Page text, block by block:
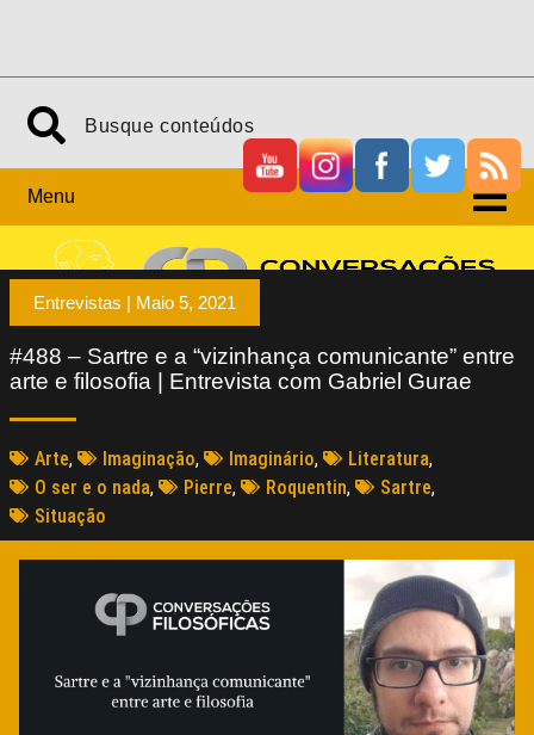
Menu
Entrevistas | Maio 5, 2021
#488 – Sartre e a “vizinhança comunicante” entre
arte e filosofia | Entrevista com Gabriel Gurae
Arte, Imaginação, Imaginário, Literatura,
O ser e o nada, Pierre, Roquentin, Sartre,
Situação